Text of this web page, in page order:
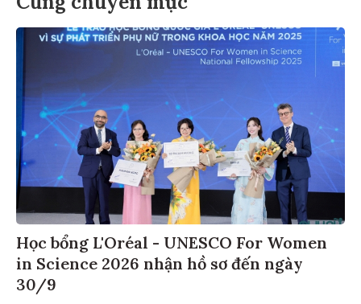
Học bổng L'Oréal - UNESCO For Women
in Science 2026 nhận hồ sơ đến ngày
30/9